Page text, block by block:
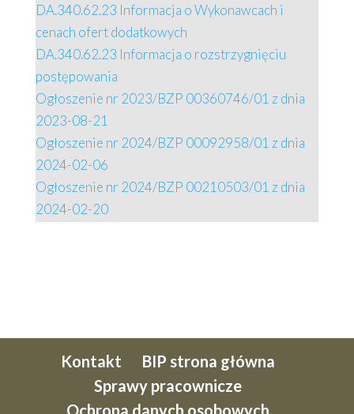
DA.340.62.23 Informacja o Wykonawcach i
cenach ofert dodatkowych
DA.340.62.23 Informacja o rozstrzygnięciu
postępowania
Ogłoszenie nr 2023/BZP 00360746/01 z dnia
2023-08-21
Ogłoszenie nr 2024/BZP 00092958/01 z dnia
2024-02-06
Ogłoszenie nr 2024/BZP 00210503/01 z dnia
2024-02-20
Kontakt
BIP strona główna
Sprawy pracownicze
Ochrona danych osobowych